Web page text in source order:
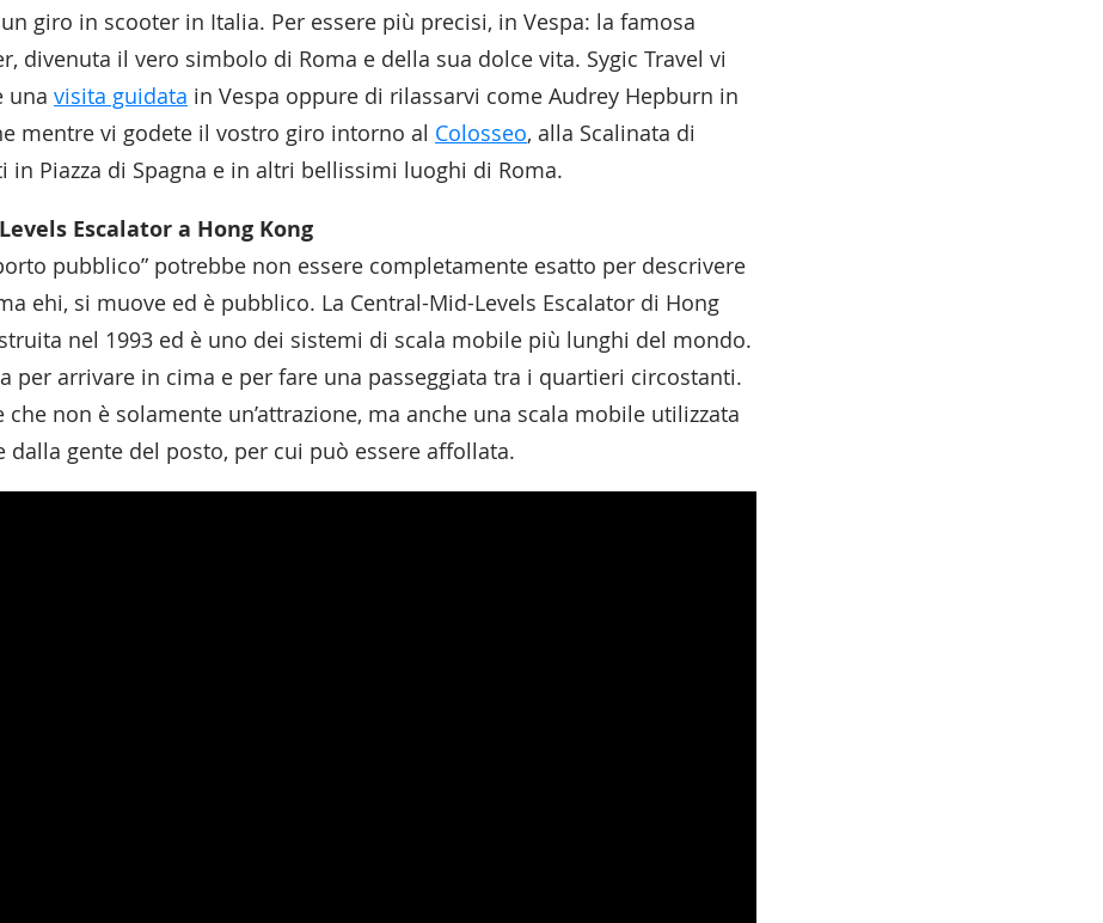
giro in scooter in Italia. Per essere più precisi, in Vespa: la famosa
divenuta il vero simbolo di Roma e della sua dolce vita. Sygic Travel vi
una visita guidata in Vespa oppure di rilassarvi come Audrey Hepburn in
mentre vi godete il vostro giro intorno al Colosseo, alla Scalinata di
in Piazza di Spagna e in altri bellissimi luoghi di Roma.
Escalator a Hong Kong
pubblico” potrebbe non essere completamente esatto per descrivere
ehi, si muove ed è pubblico. La Central-Mid-Levels Escalator di Hong
nel 1993 ed è uno dei sistemi di scala mobile più lunghi del mondo.
per arrivare in cima e per fare una passeggiata tra i quartieri circostanti.
che non è solamente un’attrazione, ma anche una scala mobile utilizzata
dalla gente del posto, per cui può essere affollata.